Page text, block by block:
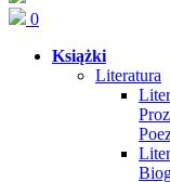
0
Książki
Literatura